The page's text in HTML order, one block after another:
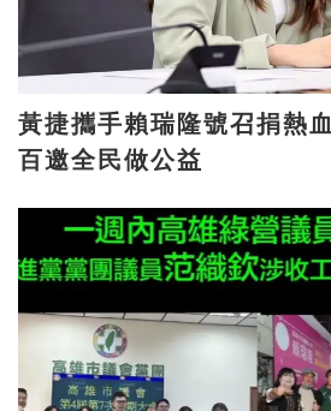
黃捷攜手賴瑞隆號召捐熱血 8/9高雄大遠
百邀全民做公益